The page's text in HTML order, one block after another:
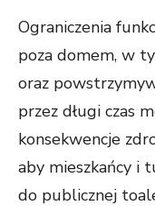
Ograniczenia
poza domem, w
oraz
przez długi czas
konsekwencje
aby mieszkańcy i
do publicznej